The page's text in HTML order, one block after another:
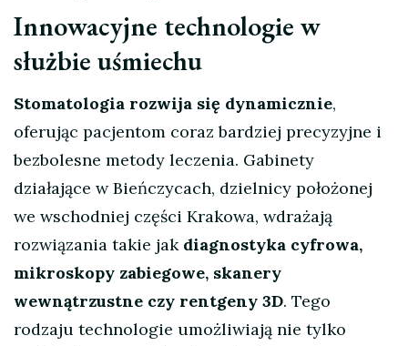
Innowacyjne technologie w
służbie uśmiechu
Stomatologia rozwija się dynamicznie,
oferując pacjentom coraz bardziej precyzyjne i
bezbolesne metody leczenia. Gabinety
działające w Bieńczycach, dzielnicy położonej
we wschodniej części Krakowa, wdrażają
rozwiązania takie jak diagnostyka cyfrowa,
mikroskopy zabiegowe, skanery
wewnątrzustne czy rentgeny 3D. Tego
rodzaju technologie umożliwiają nie tylko